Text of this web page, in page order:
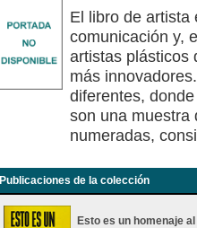
El libro de artista
comunicación y,
artistas plásticos
más
diferentes,
son una muestra
numeradas,
Publicaciones de la colección
Esto es un homenaje